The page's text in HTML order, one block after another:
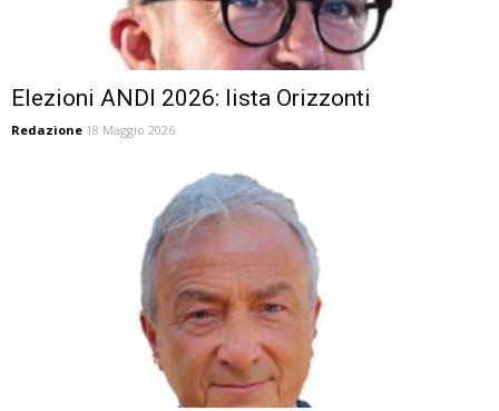
Elezioni ANDI 2026: lista Orizzonti
Redazione 18 Maggio 2026